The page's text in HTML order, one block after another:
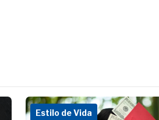
Estilo de Vida